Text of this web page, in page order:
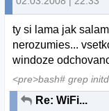
ty si lama jak
nerozumies...
windoze
<pre>bash# grep
Re: WiFi...